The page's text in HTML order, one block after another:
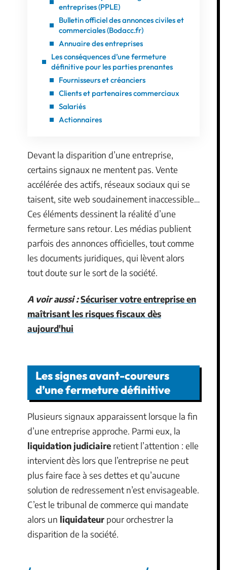
entreprises (PPLE)
Bulletin officiel des annonces civiles et
commerciales (Bodacc.fr)
Annuaire des entreprises
Les conséquences d’une fermeture
définitive pour les parties prenantes
Fournisseurs et créanciers
Clients et partenaires commerciaux
Salariés
Actionnaires
Devant la disparition d’une entreprise,
certains signaux ne mentent pas. Vente
accélérée des actifs, réseaux sociaux qui se
taisent, site web soudainement inaccessible…
Ces éléments dessinent la réalité d’une
fermeture sans retour. Les médias publient
parfois des annonces officielles, tout comme
les documents juridiques, qui lèvent alors
tout doute sur le sort de la société.
A voir aussi :Sécuriser votre entreprise en
maîtrisant les risques fiscaux dès
aujourd'hui
Les signes avant-coureurs
d’une fermeture définitive
Plusieurs signaux apparaissent lorsque la fin
d’une entreprise approche. Parmi eux, la
liquidation judiciaire retient l’attention : elle
intervient dès lors que l’entreprise ne peut
plus faire face à ses dettes et qu’aucune
solution de redressement n’est envisageable.
C’est le tribunal de commerce qui mandate
alors un liquidateur pour orchestrer la
disparition de la société.